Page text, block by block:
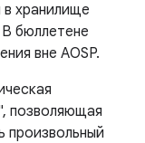
в хранилище
бюллетене
вне AOSP.
позволяющая
произвольный